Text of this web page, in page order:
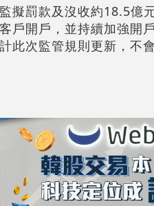
擬罰款及沒收約18.5億
戶開戶，並持續加強開
此次監管規則更新，不